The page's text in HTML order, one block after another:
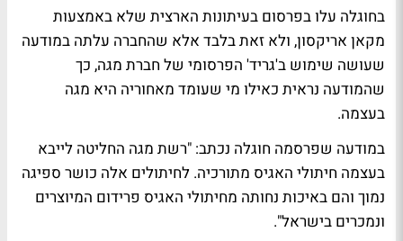
בחוגלה עלו בפרסום בעיתונות הארצית שלא באמצעות
מקאן אריקסון, ולא זאת בלבד אלא שהחברה עלתה במודעה
שעושה שימוש ב'גריד' הפרסומי של חברת מגה, כך
שהמודעה נראית כאילו מי שעומד מאחוריה היא מגה
בעצמה.
במודעה שפרסמה חוגלה נכתב: "רשת מגה החליטה לייבא
בעצמה חיתולי האגיס מתורכיה. לחיתולים אלה כושר ספיגה
נמוך והם באיכות נחותה מחיתולי האגיס פרידום המיוצרים
ונמכרים בישראל".